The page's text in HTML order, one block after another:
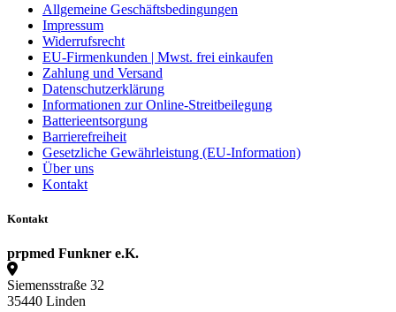
Allgemeine Geschäftsbedingungen
Impressum
Widerrufsrecht
EU-Firmenkunden | Mwst. frei einkaufen
Zahlung und Versand
Datenschutzerklärung
Informationen zur Online-Streitbeilegung
Batterieentsorgung
Barrierefreiheit
Gesetzliche Gewährleistung (EU-Information)
Über uns
Kontakt
Kontakt
prpmed Funkner e.K.
Siemensstraße 32
35440 Linden